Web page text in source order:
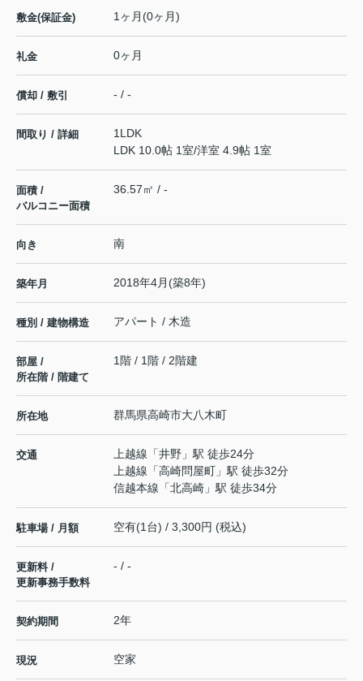
敷金(保証金) 1ヶ月(0ヶ月)
礼金 0ヶ月
償却 / 敷引 - / -
間取り / 詳細
1LDK
LDK 10.0帖 1室/洋室 4.9帖 1室
面積 /
バルコニー面積
36.57㎡ / -
向き 南
築年月 2018年4月(築8年)
種別 / 建物構造 アパート / 木造
部屋 /
所在階 / 階建て
1階 / 1階 / 2階建
所在地 群馬県高崎市大八木町
交通 上越線 「井野 」駅 徒歩24分
上越線 「高崎問屋町 」駅 徒歩32分
信越本線 「北高崎 」駅 徒歩34分
駐車場 / 月額 空有(1台) / 3,300円 (税込)
更新料 /
更新事務手数料
- / -
契約期間 2年
現況 空家